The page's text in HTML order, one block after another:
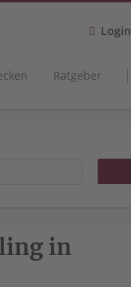
Login
Ratgeber
in